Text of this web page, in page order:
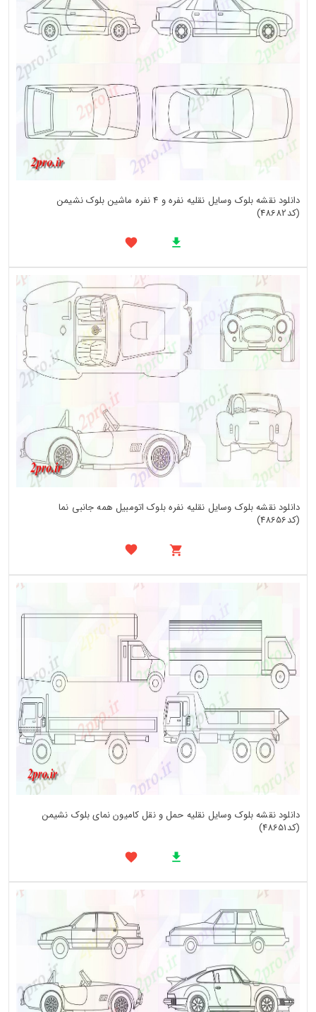
دانلود نقشه بلوک وسایل نقلیه نفره و 4 نفره ماشین بلوک نشیمن
(کد48682)
دانلود نقشه بلوک وسایل نقلیه نفره بلوک اتومبیل همه جانبی نما
(کد48656)
دانلود نقشه بلوک وسایل نقلیه حمل و نقل کامیون نمای بلوک نشیمن
(کد48651)